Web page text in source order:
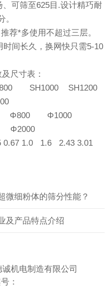
可筛至625目.设计精巧耐
。
荐*多使用不超过三层。
时间长久，换网快只需5-10
尺寸表：
SH1000 SH1200
Φ800 Φ1000
Φ2000
0.67 1.0 1.6 2.43 3.01
微细粉体的筛分性能？
及产品特点介绍
机电制造有限公司
：